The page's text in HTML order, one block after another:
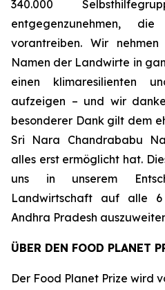
340.000
entgegenzunehmen,
vorantreiben. Wir
Namen der Landwirte in
einen klimaresilienten
aufzeigen – und wir
besonderer Dank gilt dem
Sri Nara Chandrababu
alles erst ermöglicht hat.
uns in unserem
Landwirtschaft auf alle
Andhra Pradesh
ÜBER DEN FOOD PLANET
Der Food Planet Prize wird